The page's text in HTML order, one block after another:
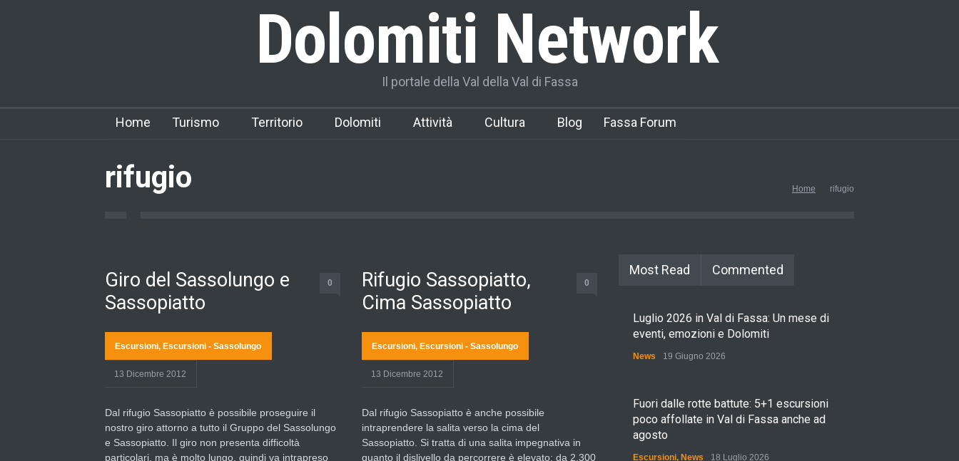
Dolomiti Network
Il portale della Val della Val di Fassa
Home Turismo Territorio Dolomiti Attività Cultura Blog Fassa Forum
rifugio Home rifugio
Giro del Sassolungo e
Sassopiatto
0
Escursioni, Escursioni - Sassolungo
13 Dicembre 2012
Dal rifugio Sassopiatto è possibile proseguire il
nostro giro attorno a tutto il Gruppo del Sassolungo
e Sassopiatto. Il giro non presenta difficoltà
particolari, ma è molto lungo, quindi va intrapreso
Rifugio Sassopiatto,
Cima Sassopiatto
0
Escursioni, Escursioni - Sassolungo
13 Dicembre 2012
Dal rifugio Sassopiatto è anche possibile
intraprendere la salita verso la cima del
Sassopiatto. Si tratta di una salita impegnativa in
quanto il dislivello da percorrere è elevato: da 2.300
Most Read Commented
Luglio 2026 in Val di Fassa: Un mese di
eventi, emozioni e Dolomiti
News 19 Giugno 2026
Fuori dalle rotte battute: 5+1 escursioni
poco affollate in Val di Fassa anche ad
agosto
Escursioni, News 18 Luglio 2026